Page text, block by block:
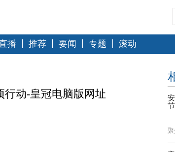
播 推荐 要闻 专题 滚动
行动-皇冠电脑版网址
聚